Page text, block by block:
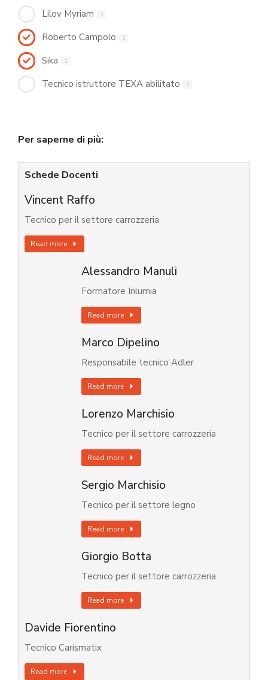
Lilov Myriam 1
Roberto Campolo 1
Sika 1
Tecnico istruttore TEXA abilitato 1
Per saperne di più:
Schede Docenti
Vincent Raffo
Tecnico per il settore carrozzeria
Read more
Alessandro Manuli
Formatore Inlumia
Read more
Marco Dipelino
Responsabile tecnico Adler
Read more
Lorenzo Marchisio
Tecnico per il settore carrozzeria
Read more
Sergio Marchisio
Tecnico per il settore legno
Read more
Giorgio Botta
Tecnico per il settore carrozzeria
Read more
Davide Fiorentino
Tecnico Carismatix
Read more